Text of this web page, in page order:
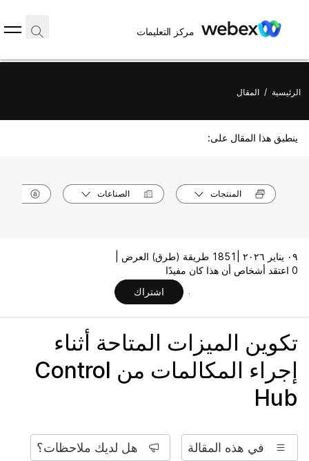
مركز التعليمات
الرئيسية / المقال
ينطبق هذا المقال على:
المنتجات الصناعات
٠٩ يناير ٢٠٢٦ |
1851 طريقة (طرق) العرض |
0 اعتقد أشخاص أن هذا كان مفيدًا
اشتراك
تكوين الميزات المتاحة أثناء
إجراء المكالمات من Control
Hub
في هذه المقالة هل لديك ملاحظات؟